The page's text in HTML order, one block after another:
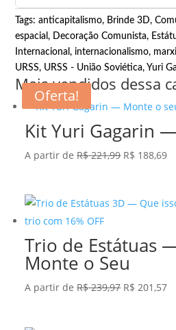
Tags:anticapitalismo, Brinde 3D,
espacial, Decoração Comunista,
Internacional,internacionalismo,
URSS, URSS - União Soviética,Yuri
Mais vendidos dessa
Oferta!
Kit Yuri Gagarin
A partir deR$221,99 O
era:
R$ 188,69O
é:
Oferta!
Trio de Estátuas
Monte o Seu
A partir deR$239,97 O
R$ 201,57O